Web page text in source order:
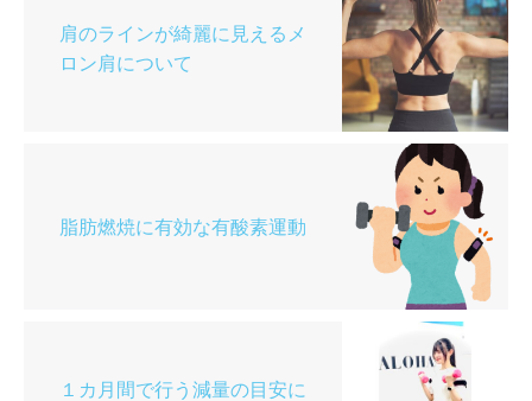
肩のラインが綺麗に見えるメ
ロン肩について
脂肪燃焼に有効な有酸素運動
１カ月間で行う減量の目安に